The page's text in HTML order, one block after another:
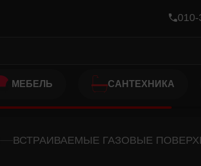
МЕБЕЛЬ САНТЕХНИКА
ВСТРАИВАЕМЫЕ ГАЗОВЫЕ